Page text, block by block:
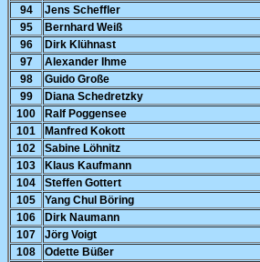
94
Jens Scheffler
95
Bernhard Weiß
96
Dirk Klühnast
97
Alexander Ihme
98
Guido Große
99
Diana Schedretzky
100
Ralf Poggensee
101
Manfred Kokott
102
Sabine Löhnitz
103
Klaus Kaufmann
104
Steffen Gottert
105
Yang Chul Böring
106
Dirk Naumann
107
Jörg Voigt
108
Odette Büßer